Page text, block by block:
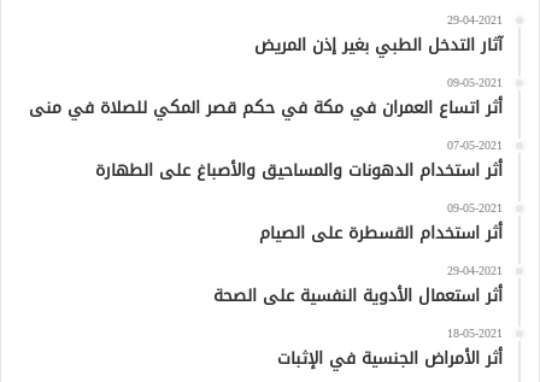
29-04-2021
آثار التدخل الطبي بغير إذن المريض
09-05-2021
أثر اتساع العمران في مكة في حكم قصر المكي للصلاة في منى
07-05-2021
أثر استخدام الدهونات والمساحيق والأصباغ على الطهارة
09-05-2021
أثر استخدام القسطرة على الصيام
29-04-2021
أثر استعمال الأدوية النفسية على الصحة
18-05-2021
أثر الأمراض الجنسية في الإثبات